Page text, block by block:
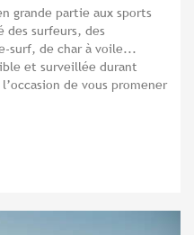
grande partie aux sports
des surfeurs, des
surf, de char à voile...
et surveillée durant
de vous promener